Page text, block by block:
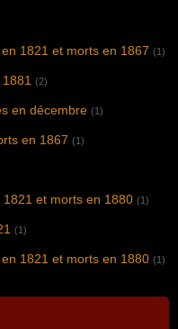
1821 et morts en 1867 (1)
(2)
en décembre (1)
en 1867 (1)
et morts en 1880 (1)
(1)
1821 et morts en 1880 (1)